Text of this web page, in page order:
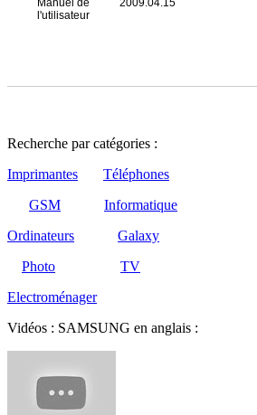
Manuel de
l'utilisateur
2009.04.15
Recherche par catégories :
Imprimantes
Téléphones
GSM
Informatique
Ordinateurs
Galaxy
Photo
TV
Electroménager
Vidéos : SAMSUNG en anglais :